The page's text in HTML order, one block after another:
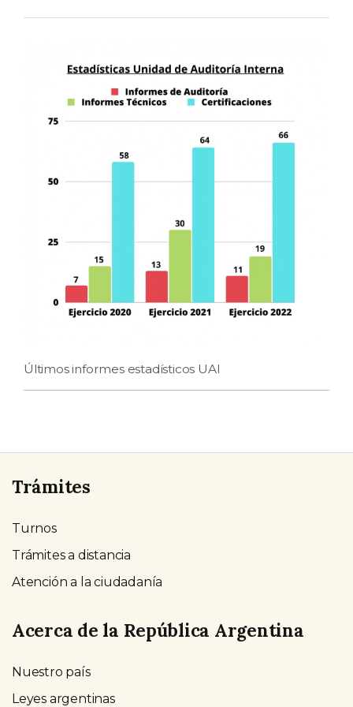
Últimos informes estadísticos UAI
Trámites
Turnos
Trámites a distancia
Atención a la ciudadanía
Acerca de la República Argentina
Nuestro país
Leyes argentinas